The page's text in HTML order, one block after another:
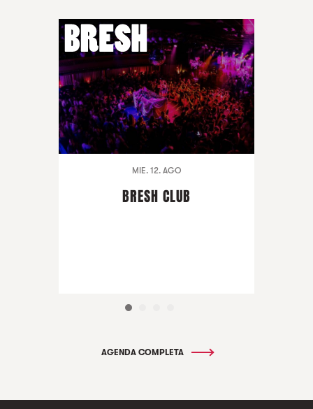
MIE. 12. AGO
BRESH CLUB
AGENDA COMPLETA